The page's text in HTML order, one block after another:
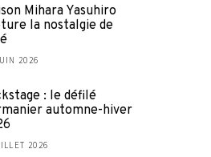
Mihara Yasuhiro
la nostalgie de
2026
: le défilé
automne-hiver
2026